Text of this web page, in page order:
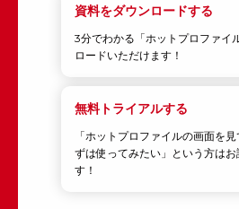
資料をダウンロードする
3分でわかる「ホットプロファイ
ロードいただけます！
無料トライアルする
「ホットプロファイルの画面を
ずは使ってみたい」という方はお
す！